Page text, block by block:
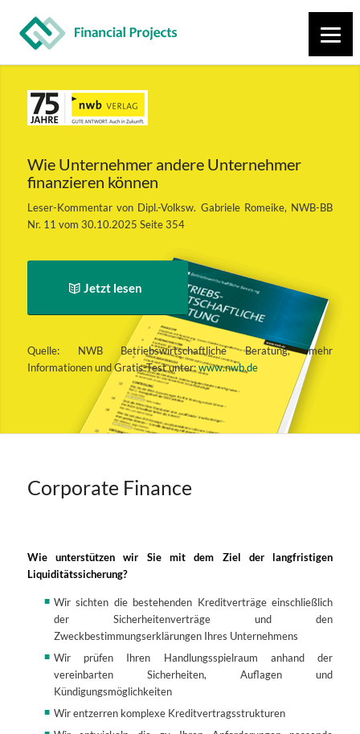
Wie Unternehmer andere Unternehmer
finanzieren können
Leser-Kommentar von Dipl.-Volksw. Gabriele Romeike, NWB-BB
Nr. 11 vom 30.10.2025 Seite 354
Jetzt lesen
Quelle: NWB Betriebswirtschaftliche Beratung, mehr
Informationen und Gratis-Test unter:www.nwb.de
Corporate Finance
Wie unterstützen wir Sie mit dem Ziel der langfristigen
Liquiditätssicherung?
Wir sichten die bestehenden Kreditverträge einschließlich
der Sicherheitenverträge und den
Zweckbestimmungserklärungen Ihres Unternehmens
Wir prüfen Ihren Handlungsspielraum anhand der
vereinbarten Sicherheiten, Auflagen und
Kündigungsmöglichkeiten
Wir entzerren komplexe Kreditvertragsstrukturen